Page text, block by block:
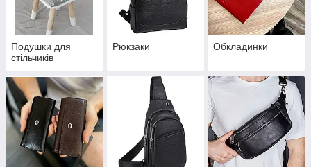
Подушки для
стільчиків
Рюкзаки Обкладинки